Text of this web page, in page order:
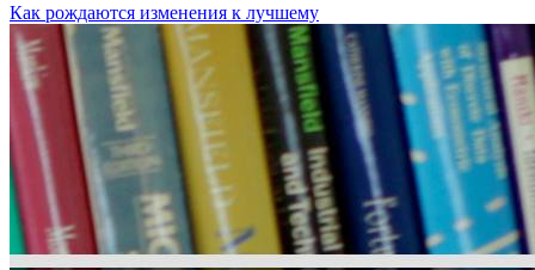
Как рождаются изменения к лучшему